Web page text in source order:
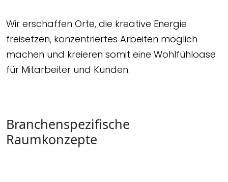
Wir erschaffen Orte, die kreative Energie
freisetzen, konzentriertes Arbeiten möglich
machen und kreieren somit eine Wohlfühloase
für Mitarbeiter und Kunden.
Branchenspezifische
Raumkonzepte